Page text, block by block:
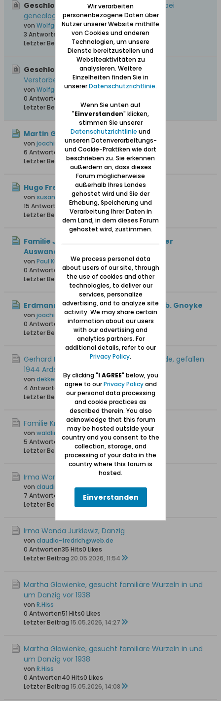
Geschlossen, Wichtig: Bitte unbedingt bei
genealogischen Anfragen beachten
von Wolfgang
3 Antworten
57.553 Hits0 Likes
Letzter Beitrag
28.03.2016, 18:52
Geschlossen, Wichtig: Gesamtliste von
Verstorbenen aus "Unser Danzig"
von Wolfgang
0 Antworten
Letzter Beitrag
12.04.2008, 17:43
Martin Gnoyke oo Anna Maria Gurck
von joachim1
6 Antworten
86 Hits0 Likes
Letzter BeitragGestern, 10:12
Hugo Freter
von susannefreter
15 Antworten
17.111 Hits0 Likes
Letzter Beitrag
23.07.2026, 17:28
Familie Johann Knoll – Herkunft vor der
Auswanderung 1766
von Paul Kuhlmann
0 Antworten 36 Hits 0 Likes
Letzter Beitrag22.07.2026, 09:35
Erdmann Krüger oo Cornelia Bahr, geb. Gnoyke
von joachim1
0 Antworten
29 Hits0 Likes
Letzter Beitrag
20.07.2026, 20:59
Gerhard Bietau, geb 1921 in Weichselmünde, gefallen
1944 Ardennen
von dekkers01
4 Antworten
120 Hits0 Likes
Letzter Beitrag03.06.2026, 21:57
Familie Krause aus Stutthof
von waldling +6.8.2023
5 Antworten 1.779 Hits0 Likes
Letzter Beitrag
24.05.2026, 07:27
Irma Wanda Jurkiewiz, Danzig
von claudia-fredrich@web.de
7 Antworten
140 Hits0 Likes
Letzter Beitrag
23.05.2026, 09:30
Irma Wanda Jurkiewiz, Danzig
von claudia-fredrich@web.de
0 Antworten35 Hits0 Likes
Letzter Beitrag 20.05.2026, 11:54
Martha Glowienke, gesucht familiäre Wurzeln in und
um Danzig vor 1938
von R.Hiss
0 Antworten51 Hits0 Likes
Letzter Beitrag 15.05.2026, 14:27
Martha Glowienke, gesucht familiäre Wurzeln in und
um Danzig vor 1938
von R.Hiss
0 Antworten40 Hits0 Likes
Letzter Beitrag 15.05.2026, 14:08
Wir verarbeiten
personenbezogene Daten über
Nutzer unserer Website mithilfe
von Cookies und anderen
Technologien, um unsere
Dienste bereitzustellen und
Websiteaktivitäten zu
analysieren. Weitere
Einzelheiten finden Sie in
unsererDatenschutzrichtlinie.
Wenn Sie unten auf
"Einverstanden" klicken,
stimmen Sie unserer
Datenschutzrichtlinie und
unseren Datenverarbeitungs-
und Cookie-Praktiken wie dort
beschrieben zu. Sie erkennen
außerdem an, dass dieses
Forum möglicherweise
außerhalb Ihres Landes
gehostet wird und Sie der
Erhebung, Speicherung und
Verarbeitung Ihrer Daten in
dem Land, in dem dieses Forum
gehostet wird, zustimmen.
We process personal data
about users of our site, through
the use of cookies and other
technologies, to deliver our
services, personalize
advertising, and to analyze site
activity. We may share certain
information about our users
with our advertising and
analytics partners. For
additional details, refer to our
Privacy Policy.
By clicking "I AGREE" below, you
agree to ourPrivacy Policyand
our personal data processing
and cookie practices as
described therein. You also
acknowledge that this forum
may be hosted outside your
country and you consent to the
collection, storage, and
processing of your data in the
country where this forum is
hosted.
Einverstanden